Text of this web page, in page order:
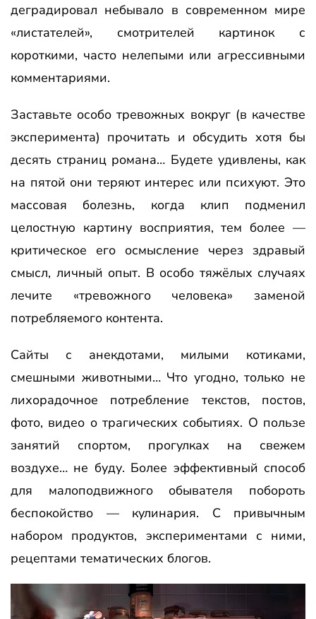
деградировал небывало в современном мире
«листателей», смотрителей картинок с
короткими, часто нелепыми или агрессивными
комментариями.
Заставьте особо тревожных вокруг (в качестве
эксперимента) прочитать и обсудить хотя бы
десять страниц романа… Будете удивлены, как
на пятой они теряют интерес или психуют. Это
массовая болезнь, когда клип подменил
целостную картину восприятия, тем более —
критическое его осмысление через здравый
смысл, личный опыт. В особо тяжёлых случаях
лечите «тревожного человека» заменой
потребляемого контента.
Сайты с анекдотами, милыми котиками,
смешными животными… Что угодно, только не
лихорадочное потребление текстов, постов,
фото, видео о трагических событиях. О пользе
занятий спортом, прогулках на свежем
воздухе… не буду. Более эффективный способ
для малоподвижного обывателя побороть
беспокойство — кулинария. С привычным
набором продуктов, экспериментами с ними,
рецептами тематических блогов.